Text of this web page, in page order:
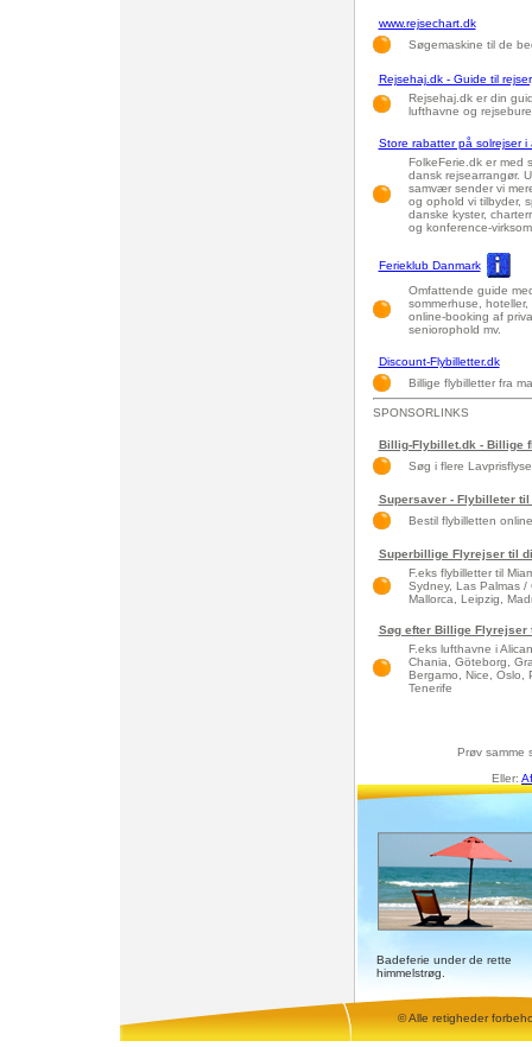
www.rejsechart.dk
Søgemaskine til de
Rejsehaj.dk - Guide til
Rejsehaj.dk er din
lufthavne og
Store rabatter på solrejser i
FolkeFerie.dk er med
dansk rejsearrangør.
samvær sender vi
og ophold vi tilbyder,
danske kyster,
og konference-
Ferieklub Danmark
Omfattende guide
sommerhuse,
online-booking af
seniorophold mv.
Discount-Flybilletter.dk
Billige flybilletter fra
SPONSORLINKS
Billig-Flybillet.dk - Billige
Søg i flere
Supersaver - Flybilleter
Bestil flybilletten
Superbillige Flyrejser til
F.eks flybilletter til
Sydney, Las Palmas /
Mallorca, Leipzig,
Søg efter Billige Flyrejser
F.eks lufthavne i
Chania, Göteborg,
Bergamo, Nice, Oslo,
Tenerife
Prøv samme
Eller:
Badeferie under de rette
himmelstrøg.
© Alle retigheder